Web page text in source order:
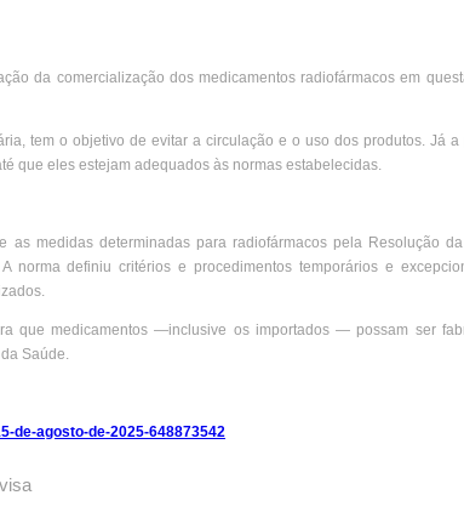
da comercialização dos medicamentos radiofármacos em
tem o objetivo de evitar a circulação e o uso dos produtos. Já a
que eles estejam adequados às normas estabelecidas.
as medidas determinadas para radiofármacos pela Resolução
norma definiu critérios e procedimentos temporários e
que medicamentos —inclusive os importados — possam ser
Saúde.
de-agosto-de-2025-648873542